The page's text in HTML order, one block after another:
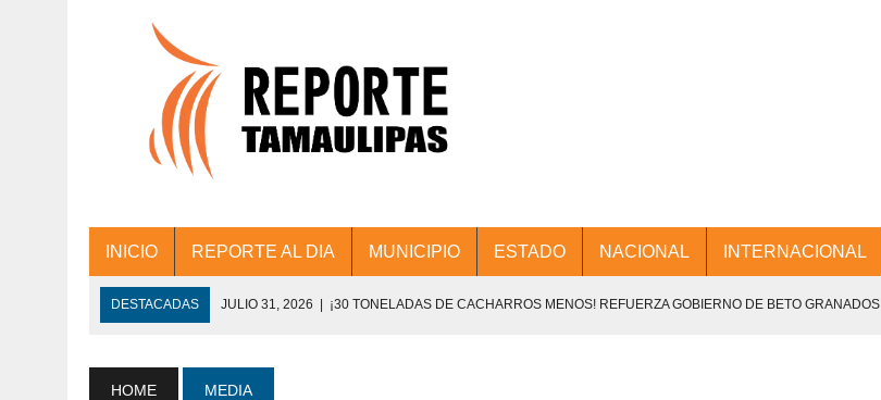
INICIO REPORTE AL DIA MUNICIPIO ESTADO NACIONAL INTERNACIONAL
DESTACADAS JULIO 31, 2026 | ¡30 TONELADAS DE CACHARROS MENOS! REFUERZA GOBIERNO DE BETO GRANADOS
HOME MEDIA